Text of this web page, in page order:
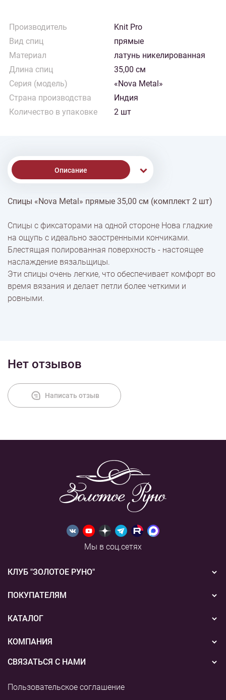
Производитель
Knit Pro
Вид спиц
прямые
Материал
латунь никелированная
Длина спиц
35,00 см
Серия (модель)
«Nova Metal»
Страна производства
Индия
Количество в упаковке
2 шт
Описание
% Скидки
Доставка
Оплата
Спицы «Nova Metal» прямые 35,00 см (комплект 2 шт)
Спицы с фиксаторами на одной стороне Нова гладкие
на ощупь с идеально заостренными кончиками.
Блестящая полированная поверхность - настоящее
наслаждение вязальщицы.
Эти спицы очень легкие, что обеспечивает комфорт во
время вязания и делает петли более четкими и
ровными.
Нет отзывов
Написать отзыв
Мы в соц.сетях
КЛУБ "ЗОЛОТОЕ РУНО"
Новости
Акции
ПОКУПАТЕЛЯМ
Бонусная система
Подарочные сертификаты
Способы оплаты
КАТАЛОГ
Вышивка
Пряжа
КОМПАНИЯ
О нас
Наши магазины
СВЯЗАТЬСЯ С НАМИ
Пользовательское соглашение